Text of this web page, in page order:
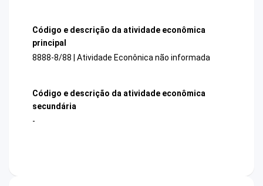
Código e descrição da atividade econômica
principal
8888-8/88 | Atividade Econônica não informada
Código e descrição da atividade econômica
secundária
-